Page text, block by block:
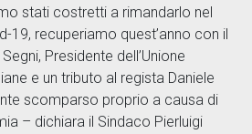
stati costretti a rimandarlo nel
19, recuperiamo quest’anno con il
Presidente dell’Unione
e un tributo al regista Daniele
scomparso proprio a causa di
– dichiara il Sindaco Pierluigi